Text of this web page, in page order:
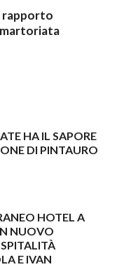
rapporto
HA IL SAPORE
DI PINTAURO
HOTEL A
NUOVO
E IVAN